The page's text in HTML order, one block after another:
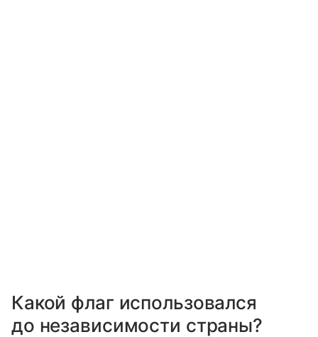
Какой флаг использовался
до независимости страны?